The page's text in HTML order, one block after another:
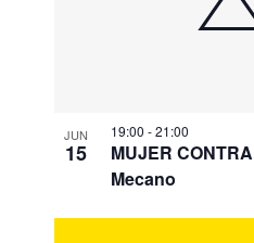
JUN
15
MUJER
Mecano
19:00 -21:00